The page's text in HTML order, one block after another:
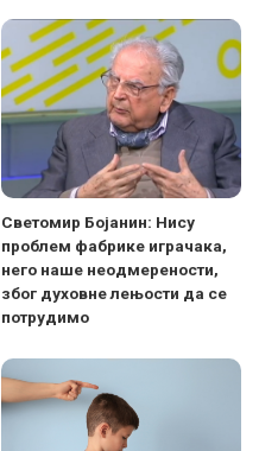
Светомир Бојанин: Нису
проблем фабрике играчака,
него наше неодмерености,
због духовне лењости да се
потрудимо